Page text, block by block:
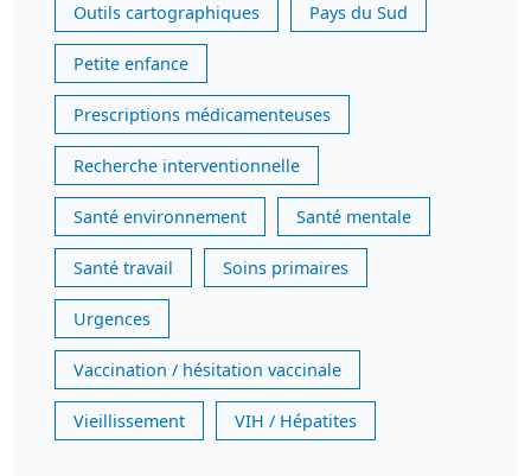
Outils cartographiques Pays du Sud
Petite enfance
Prescriptions médicamenteuses
Recherche interventionnelle
Santé environnement Santé mentale
Santé travail Soins primaires
Urgences
Vaccination / hésitation vaccinale
Vieillissement VIH / Hépatites